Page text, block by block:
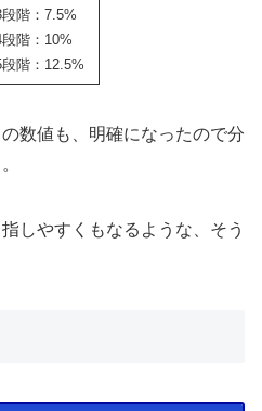
段階：7.5%
段階：10%
段階：12.5%
数値も、明確になったので分
しやすくもなるような、そう